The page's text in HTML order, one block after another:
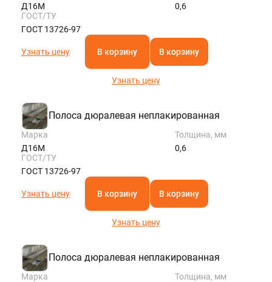
Д16М
0,6
ГОСТ/ТУ
ГОСТ 13726-97
Узнать цену В корзину В корзину
Узнать цену
Полоса дюралевая неплакированная
Марка
Д16М
Толщина, мм
0,6
ГОСТ/ТУ
ГОСТ 13726-97
Узнать цену В корзину В корзину
Узнать цену
Полоса дюралевая неплакированная
Марка
Толщина, мм